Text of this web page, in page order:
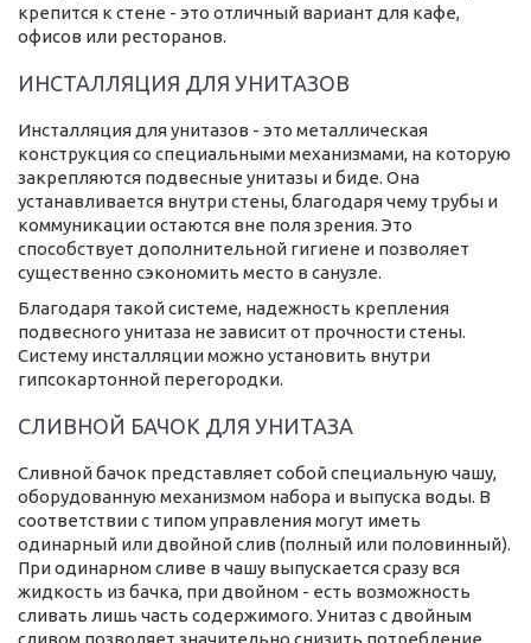
крепится к стене - это отличный вариант для кафе,
офисов или ресторанов.
ИНСТАЛЛЯЦИЯ ДЛЯ УНИТАЗОВ
Инсталляция для унитазов - это металлическая
конструкция со специальными механизмами, на которую
закрепляются подвесные унитазы и биде. Она
устанавливается внутри стены, благодаря чему трубы и
коммуникации остаются вне поля зрения. Это
способствует дополнительной гигиене и позволяет
существенно сэкономить место в санузле.
Благодаря такой системе, надежность крепления
подвесного унитаза не зависит от прочности стены.
Систему инсталляции можно установить внутри
гипсокартонной перегородки.
СЛИВНОЙ БАЧОК ДЛЯ УНИТАЗА
Сливной бачок представляет собой специальную чашу,
оборудованную механизмом набора и выпуска воды. В
соответствии с типом управления могут иметь
одинарный или двойной слив (полный или половинный).
При одинарном сливе в чашу выпускается сразу вся
жидкость из бачка, при двойном - есть возможность
сливать лишь часть содержимого. Унитаз с двойным
сливом позволяет значительно снизить потребление